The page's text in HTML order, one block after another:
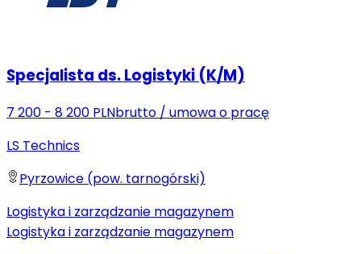
Specjalista ds. Logistyki (K/M)
7 200 - 8 200 PLNbrutto / umowa o pracę
LS Technics
Pyrzowice (pow. tarnogórski)
Logistyka i zarządzanie magazynem
Logistyka i zarządzanie magazynem